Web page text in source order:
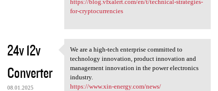
https://blog.vfxalert.com/en/t/technical-strategies-
for-cryptocurrencies
24v 12v
Converter
08.01.2025
We are a high-tech enterprise
We are a high-tech enterprise committed to
technology innovation, product innovation and
management innovation in the power electronics
industry.
https://www.xin-energy.com/news/